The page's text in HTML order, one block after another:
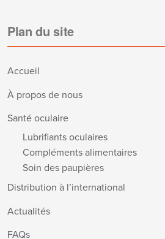
Plan du site
Accueil
À propos de nous
Santé oculaire
Lubrifiants oculaires
Compléments alimentaires
Soin des paupières
Distribution à l’international
Actualités
FAQs